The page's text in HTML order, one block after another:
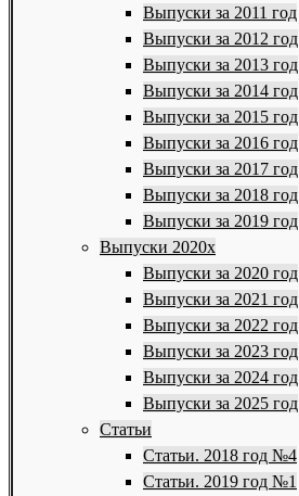
Выпуски за 2011 год
Выпуски за 2012 год
Выпуски за 2013 год
Выпуски за 2014 год
Выпуски за 2015 год
Выпуски за 2016 год
Выпуски за 2017 год
Выпуски за 2018 год
Выпуски за 2019 год
Выпуски 2020х
Выпуски за 2020 год
Выпуски за 2021 год
Выпуски за 2022 год
Выпуски за 2023 год
Выпуски за 2024 год
Выпуски за 2025 год
Статьи
Статьи. 2018 год №4
Статьи. 2019 год №1